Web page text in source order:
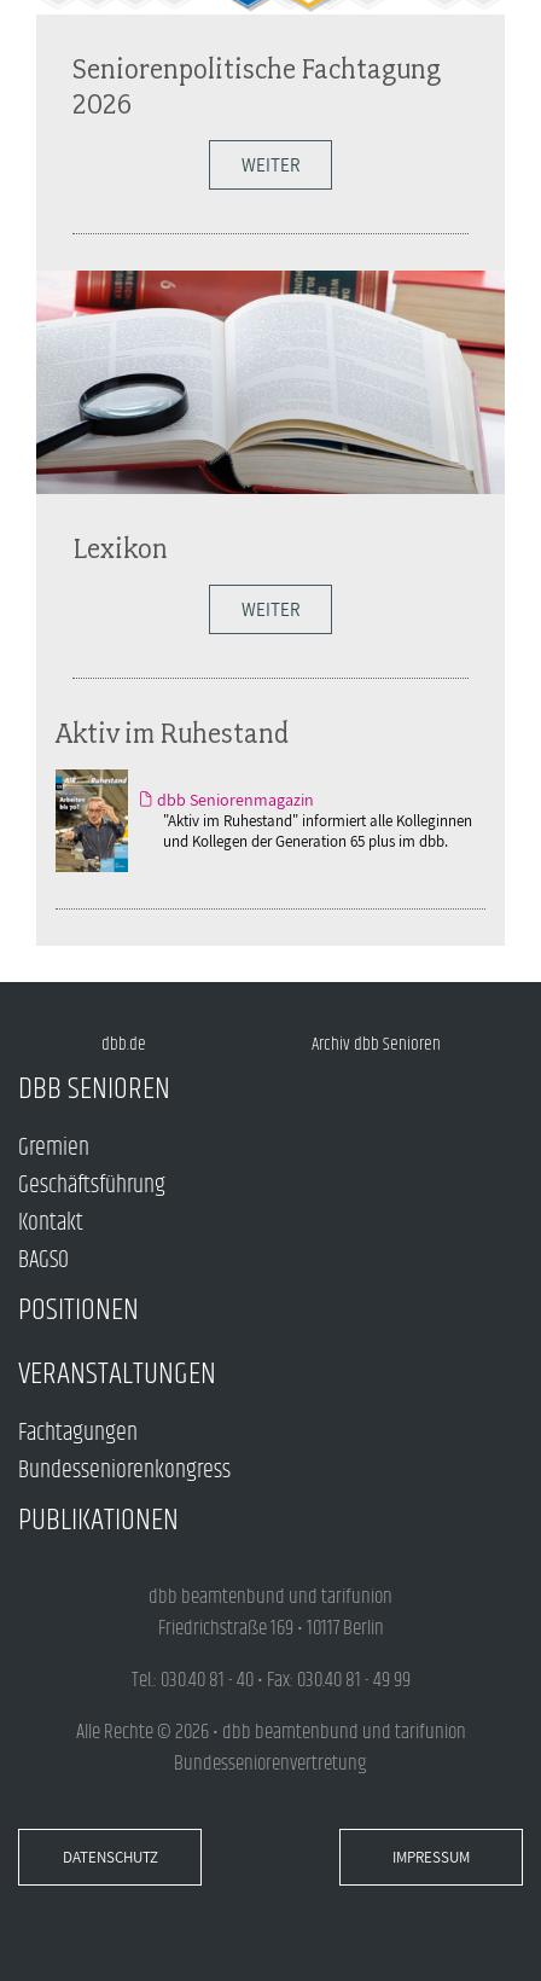
Seniorenpolitische Fachtagung
2026
WEITER
Lexikon
WEITER
Aktiv im Ruhestand
dbb Seniorenmagazin
"Aktiv im Ruhestand" informiert alle Kolleginnen
und Kollegen der Generation 65 plus im dbb.
dbb.de Archiv dbb Senioren
DBB SENIOREN
Gremien
Geschäftsführung
Kontakt
BAGSO
POSITIONEN
VERANSTALTUNGEN
Fachtagungen
Bundesseniorenkongress
PUBLIKATIONEN
dbb beamtenbund und tarifunion
Friedrichstraße 169 • 10117 Berlin
Tel.: 030.40 81 - 40 • Fax: 030.40 81 - 49 99
Alle Rechte © 2026 • dbb beamtenbund und tarifunion
Bundesseniorenvertretung
DATENSCHUTZ IMPRESSUM